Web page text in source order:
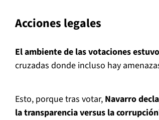
Acciones legales
El ambiente de las votaciones
cruzadas donde incluso hay
Esto, porque tras votar, Navarro
la transparencia versus la